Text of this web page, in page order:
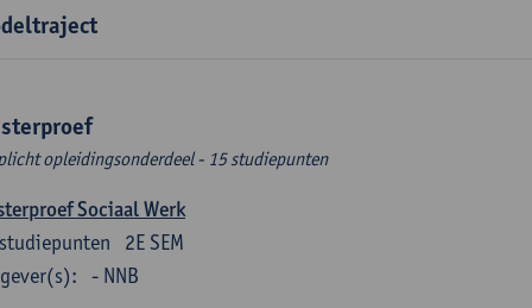
opleidingsonderdeel - 15 studiepunten
Sociaal Werk
2E SEM
studiepunten
- NNB